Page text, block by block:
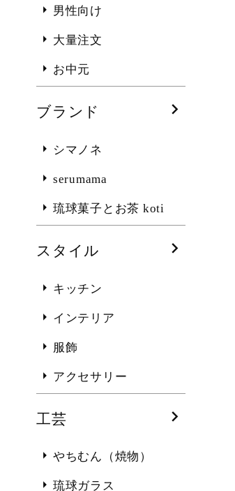
男性向け
大量注文
お中元
ブランド
シマノネ
serumama
琉球菓子とお茶 koti
スタイル
キッチン
インテリア
服飾
アクセサリー
工芸
やちむん（焼物）
琉球ガラス